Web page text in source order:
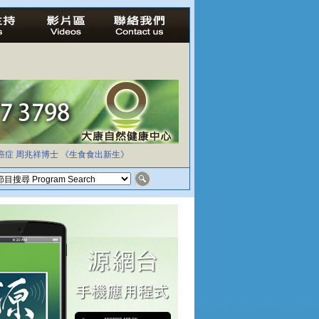
症 周兆祥博士 《生食食出新生》